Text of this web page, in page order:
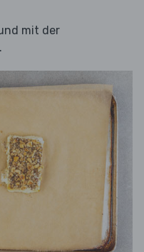
mit der